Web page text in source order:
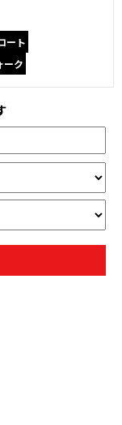
ート
ーク